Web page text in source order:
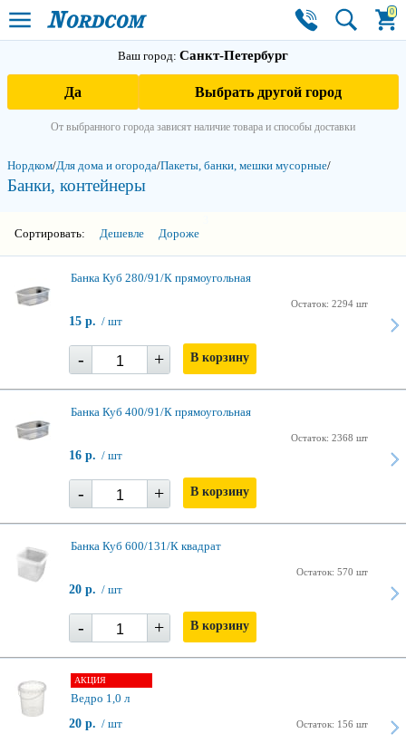
0
Ваш город: Санкт-Петербург
Да Выбрать другой город
От выбранного города зависят наличие товара и способы доставки
Нордком/Для дома и огорода/Пакеты, банки, мешки мусорные/
Банки, контейнеры
Сортировать: Дешевле Дороже
Банка Куб 280/91/К прямоугольная
Остаток: 2294 шт
15 р. / шт
- + В корзину
Банка Куб 400/91/К прямоугольная
Остаток: 2368 шт
16 р. / шт
- + В корзину
Банка Куб 600/131/К квадрат
Остаток: 570 шт
20 р. / шт
- + В корзину
АКЦИЯ
Ведро 1,0 л
Остаток: 156 шт
20 р. / шт